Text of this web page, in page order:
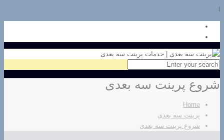
شروع پرینت سه بعدی
Home
پرینت سه بعدی
شروع پرینت سه بعدی